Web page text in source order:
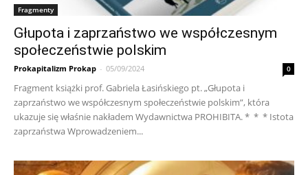
Fragmenty
Głupota i zaprzaństwo we współczesnym
społeczeństwie polskim
Prokapitalizm Prokap - 05/09/2024 0
Fragment książki prof. Gabriela Łasińskiego pt. „Głupota i
zaprzaństwo we współczesnym społeczeństwie polskim”, która
ukazuje się właśnie nakładem Wydawnictwa PROHIBITA. * * * Istota
zaprzaństwa Wprowadzeniem...